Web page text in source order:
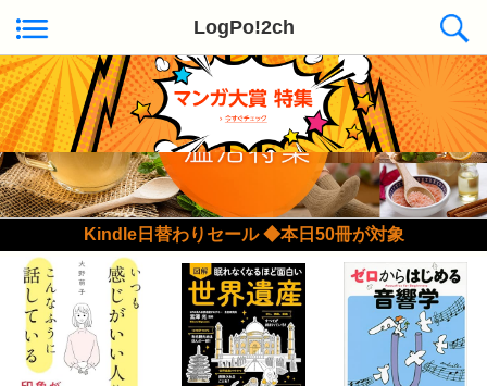
LogPo!2ch
Kindle日替わりセール ◆本日50冊が対象